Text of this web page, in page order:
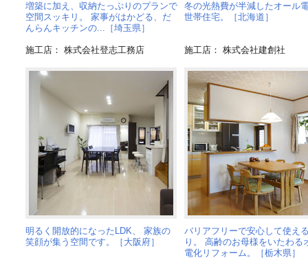
増築に加え、収納たっぷりのプランで
空間スッキリ。 家事がはかどる、だ
んらんキッチンの...［埼玉県］
施工店： 株式会社登志工務店
冬の光熱費が半減したオール
世帯住宅。［北海道］
施工店： 株式会社建創社
明るく開放的になったLDK、 家族の
笑顔が集う空間です。［大阪府］
バリアフリーで安心して使え
り。 高齢のお母様をいたわる
電化リフォーム。［栃木県］